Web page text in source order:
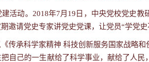
活动。 2018年7月 19 日，中央党校党史
邀请党史专家讲党史党课，让党员“学党
传承科学家精神 科技创新服务国家战略
自己的一生献给了科学事业，献给了人